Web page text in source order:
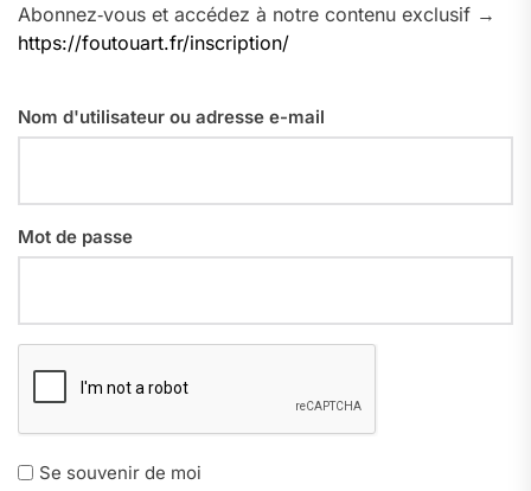
Abonnez‑vous et accédez à notre contenu exclusif →
https://foutouart.fr/inscription/
Nom d'utilisateur ou adresse e-mail
Mot de passe
Se souvenir de moi